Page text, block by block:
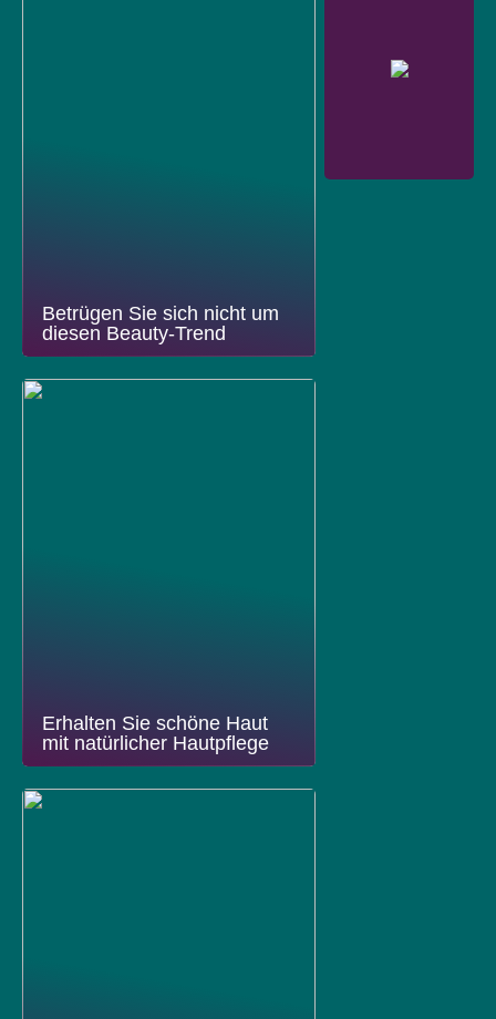
Betrügen Sie sich nicht um
diesen Beauty-Trend
Erhalten Sie schöne Haut
mit natürlicher Hautpflege